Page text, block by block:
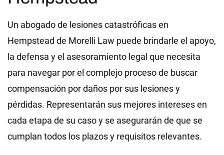
Un abogado de lesiones catastróficas en
Hempstead de Morelli Law puede brindarle el apoyo,
la defensa y el asesoramiento legal que necesita
para navegar por el complejo proceso de buscar
compensación por daños por sus lesiones y
pérdidas. Representarán sus mejores intereses en
cada etapa de su caso y se asegurarán de que se
cumplan todos los plazos y requisitos relevantes.